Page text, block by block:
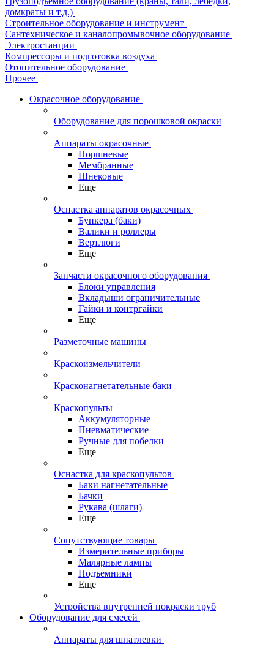
домкраты и т.д.)
Строительное оборудование и инструмент
Сантехническое и каналопромывочное оборудование
Электростанции
Компрессоры и подготовка воздуха
Отопительное оборудование
Прочее
Окрасочное оборудование
Оборудование для порошковой окраски
Аппараты окрасочные
Поршневые
Мембранные
Шнековые
Еще
Оснастка аппаратов окрасочных
Бункера (баки)
Валики и роллеры
Вертлюги
Еще
Запчасти окрасочного оборудования
Блоки управления
Вкладыши ограничительные
Гайки и контргайки
Еще
Разметочные машины
Краскоизмельчители
Красконагнетательные баки
Краскопульты
Аккумуляторные
Пневматические
Ручные для побелки
Еще
Оснастка для краскопультов
Баки нагнетательные
Бачки
Рукава (шлаги)
Еще
Сопутствующие товары
Измерительные приборы
Малярные лампы
Подъемники
Еще
Устройства внутренней покраски труб
Оборудование для смесей
Аппараты для шпатлевки